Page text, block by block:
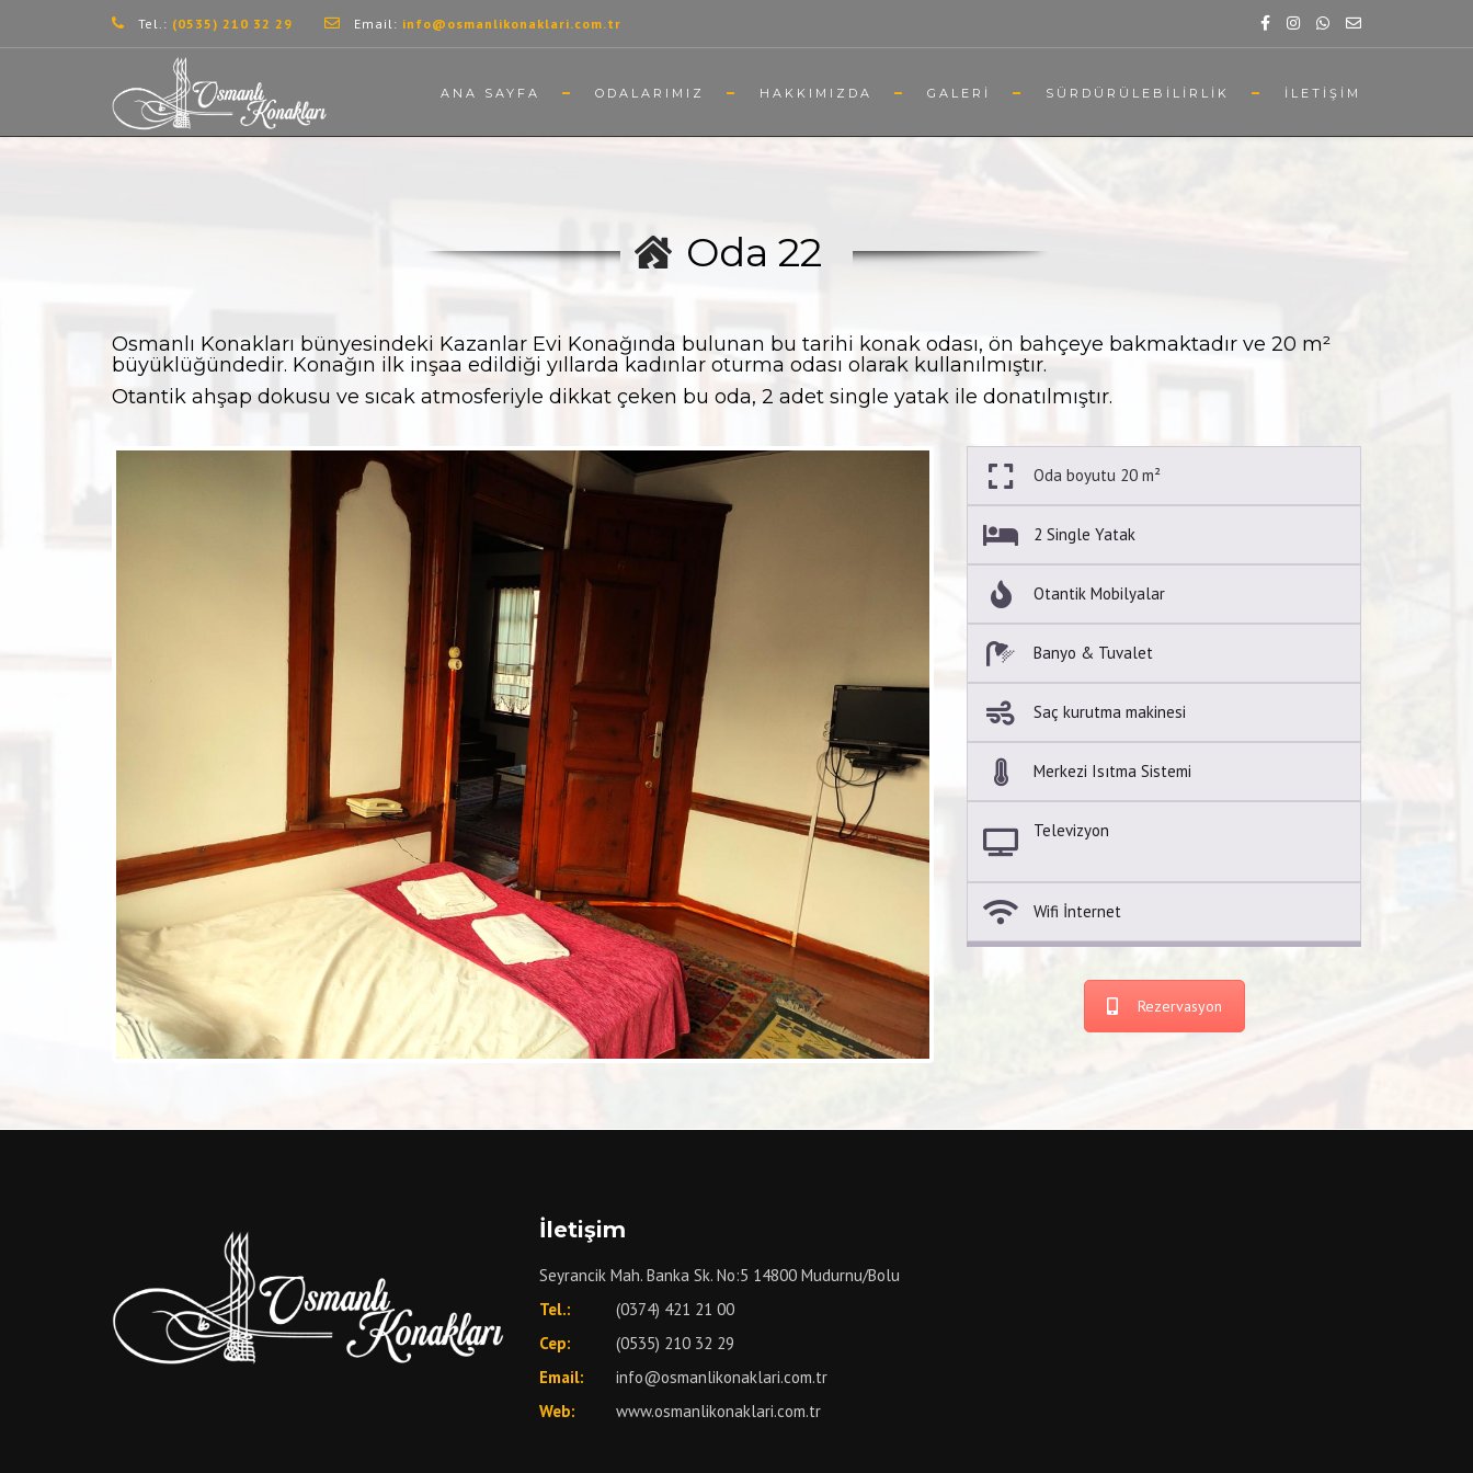
Tel.: (0535) 210 32 29 Email: info@osmanlikonaklari.com.tr
ANA SAYFA ODALARIMIZ HAKKIMIZDA GALERI SÜRDÜRÜLEBILIRLIK İLETIŞIM
Oda 22
Osmanlı Konakları bünyesindeki Kazanlar Evi Konağında bulunan bu tarihi konak odası, ön bahçeye bakmaktadır ve 20 m²
büyüklüğündedir. Konağın ilk inşaa edildiği yıllarda kadınlar oturma odası olarak kullanılmıştır.
Otantik ahşap dokusu ve sıcak atmosferiyle dikkat çeken bu oda, 2 adet single yatak ile donatılmıştır.
Oda boyutu 20 m²
2 Single Yatak
Otantik Mobilyalar
Banyo & Tuvalet
Saç kurutma makinesi
Merkezi Isıtma Sistemi
Televizyon
Wifi İnternet
Rezervasyon
İletişim
Seyrancik Mah. Banka Sk. No:5 14800 Mudurnu/Bolu
Tel.:
(0374) 421 21 00
Cep:
(0535) 210 32 29
Email:
info@osmanlikonaklari.com.tr
Web:
www.osmanlikonaklari.com.tr